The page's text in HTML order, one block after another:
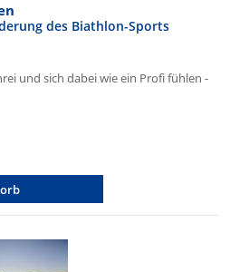
des Biathlon-Sports
und sich dabei wie ein Profi fühlen -